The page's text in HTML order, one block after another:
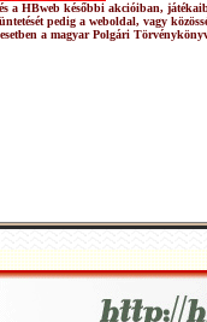
a HBweb későbbi akcióiban,
pedig a weboldal, vagy
a magyar Polgári